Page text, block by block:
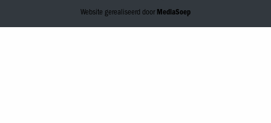
Website gerealiseerd door MediaSoep